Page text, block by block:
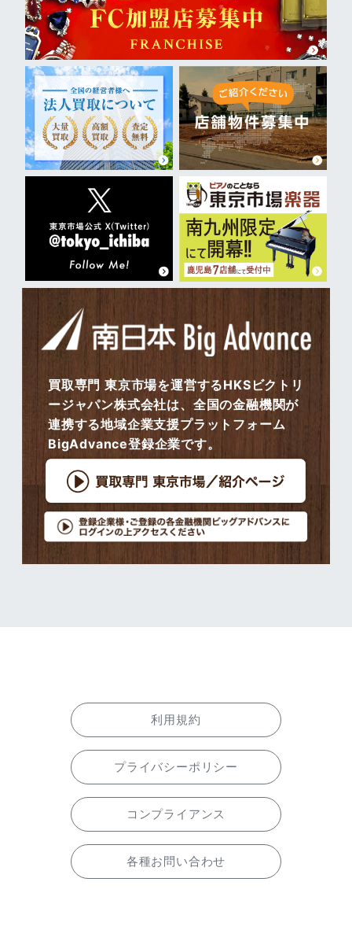
買取専門 東京市場を運営するHKSビクトリ
ージャパン株式会社は、全国の金融機関が
連携する地域企業支援プラットフォーム
BigAdvance登録企業です。
利用規約
プライバシーポリシー
コンプライアンス
各種お問い合わせ